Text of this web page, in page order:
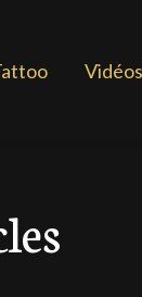
Vidéos